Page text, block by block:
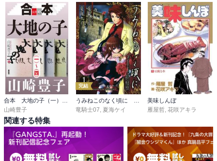
山崎豊子
完結
竜騎士07 夏海ケイ
美味しんぼ
雁屋哲 花咲アキラ
関連する特集